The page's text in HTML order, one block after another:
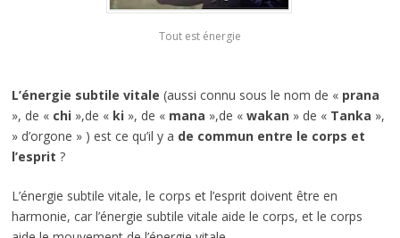
Tout est énergie
L’énergie subtile vitale (aussi connu sous le nom de « prana
», de « chi»,de «ki », de «mana »,de « wakan» de « Tanka »,
» d’orgone » ) est ce qu’il y a de commun entre le corps et
l’esprit ?
L’énergie subtile vitale, le corps et l’esprit doivent être en
harmonie, car l’énergie subtile vitale aide le corps, et le corps